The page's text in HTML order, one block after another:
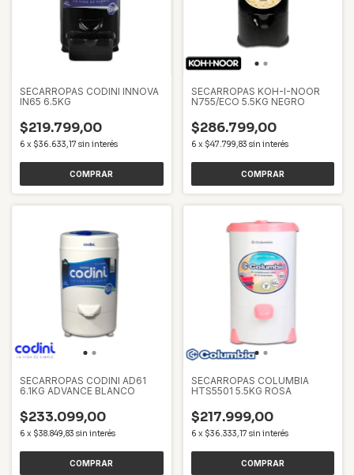
SECARROPAS CODINI INNOVA
IN65 6.5KG
$219.799,00
6 x $36.633,17 sin interés
SECARROPAS KOH-I-NOOR
N755/ECO 5.5KG NEGRO
$286.799,00
6 x $47.799,83 sin interés
SECARROPAS CODINI AD61
6.1KG ADVANCE BLANCO
$233.099,00
6 x $38.849,83 sin interés
SECARROPAS COLUMBIA
HTS5501 5.5KG ROSA
$217.999,00
6 x $36.333,17 sin interés